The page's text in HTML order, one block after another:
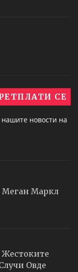
нашите новости на
Меган Маркл
Жестоките
Овде